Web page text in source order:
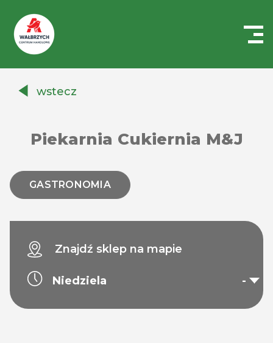
Auchanwstecz
Piekarnia Cukiernia M&J
GASTRONOMIA
Znajdź sklep na mapie
Niedziela -